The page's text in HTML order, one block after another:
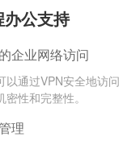
办公支持
企业网络访问
以通过VPN安全地访
密性和完整性。
理